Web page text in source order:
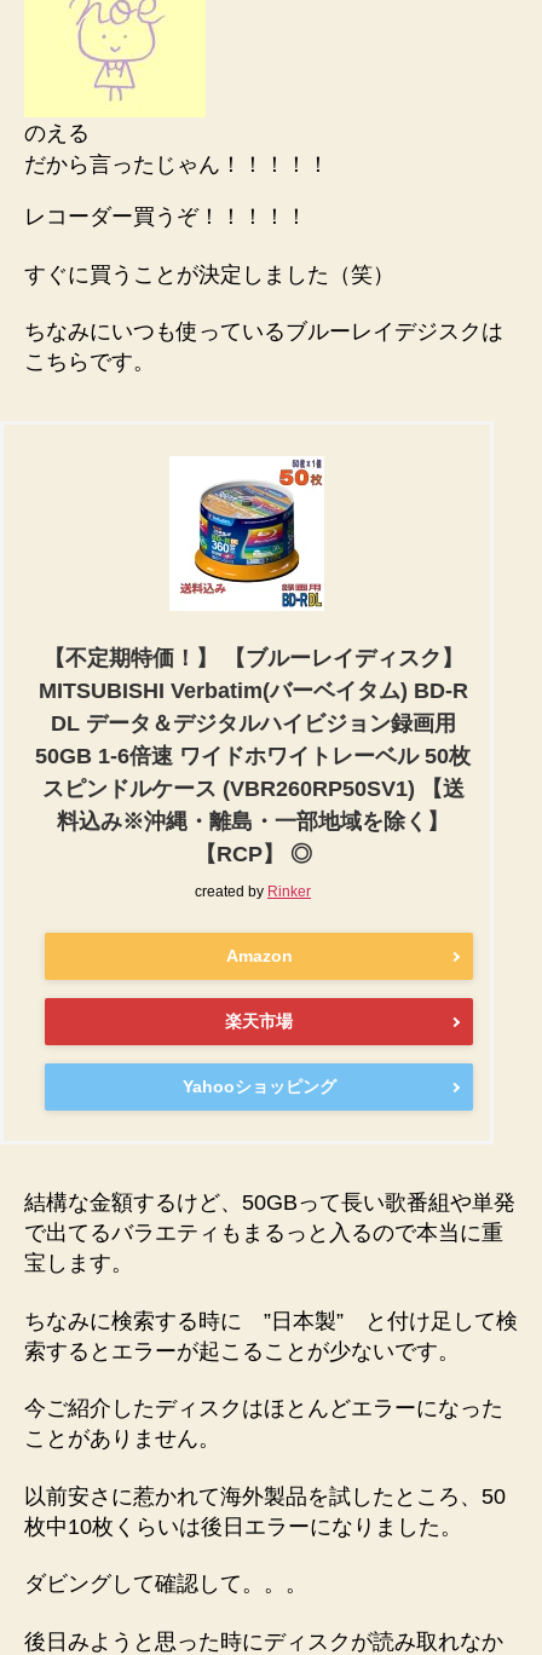
のえる
だから言ったじゃん！！！！！
レコーダー買うぞ！！！！！
すぐに買うことが決定しました（笑）
ちなみにいつも使っているブルーレイデジスクは
こちらです。
【不定期特価！】 【ブルーレイディスク】
MITSUBISHI Verbatim(バーベイタム) BD-R
DL データ＆デジタルハイビジョン録画用
50GB 1-6倍速 ワイドホワイトレーベル 50枚
スピンドルケース (VBR260RP50SV1) 【送
料込み※沖縄・離島・一部地域を除く】
【RCP】 ◎
created by Rinker
Amazon
楽天市場
Yahooショッピング
結構な金額するけど、50GBって長い歌番組や単発
で出てるバラエティもまるっと入るので本当に重
宝します。
ちなみに検索する時に ”日本製” と付け足して検
索するとエラーが起こることが少ないです。
今ご紹介したディスクはほとんどエラーになった
ことがありません。
以前安さに惹かれて海外製品を試したところ、50
枚中10枚くらいは後日エラーになりました。
ダビングして確認して。。。
後日みようと思った時にディスクが読み取れなか